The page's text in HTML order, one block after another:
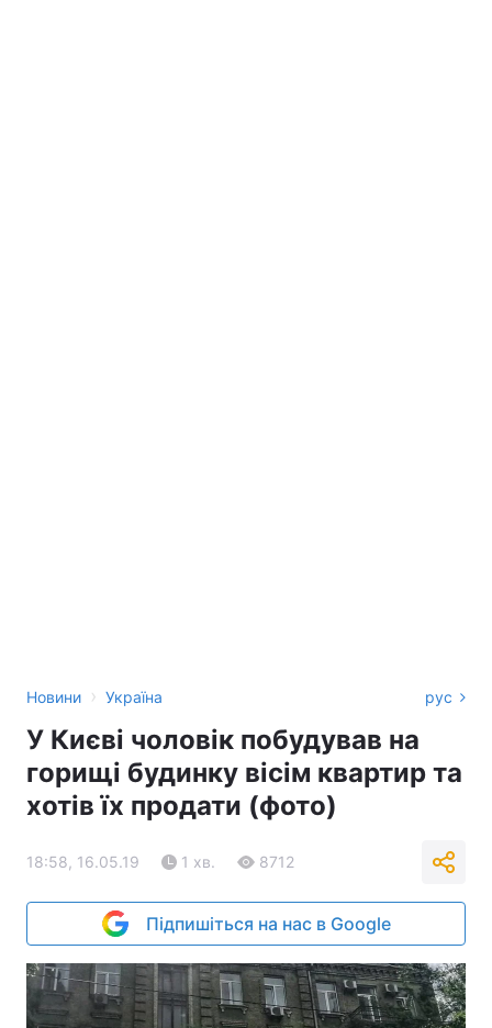
Новини › Україна рус
У Києві чоловік побудував на
горищі будинку вісім квартир та
хотів їх продати (фото)
18:58, 16.05.19 1 хв. 8712
Підпишіться на нас в Google